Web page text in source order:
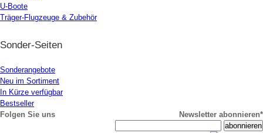
U-Boote
Träger-Flugzeuge & Zubehör
Sonder-Seiten
Sonderangebote
Neu im Sortiment
In Kürze verfügbar
Bestseller
Folgen Sie uns
Newsletter abonnieren*